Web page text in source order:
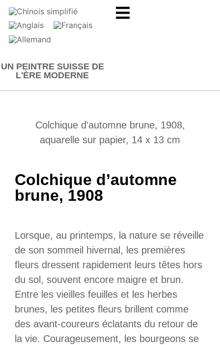
UN PEINTRE SUISSE DE
L'ÈRE MODERNE
Colchique d'automne brune, 1908,
aquarelle sur papier, 14 x 13 cm
Colchique d’automne
brune, 1908
Lorsque, au printemps, la nature se réveille
de son sommeil hivernal, les premières
fleurs dressent rapidement leurs têtes hors
du sol, souvent encore maigre et brun.
Entre les vieilles feuilles et les herbes
brunes, les petites fleurs brillent comme
des avant-coureurs éclatants du retour de
la vie. Courageusement, les bourgeons se